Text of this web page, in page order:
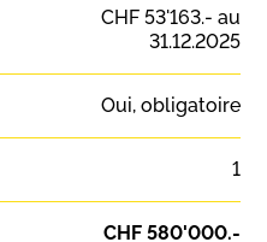
CHF 53'163.- au
31.12.2025
Oui, obligatoire
1
CHF 580'000.-